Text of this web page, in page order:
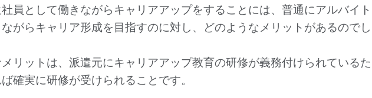
員として働きながらキャリアアップをすることには、普通にアルバイト
がらキャリア形成を目指すのに対し、どのようなメリットがあるのでし
リットは、派遣元にキャリアアップ教育の研修が義務付けられているた
確実に研修が受けられることです。